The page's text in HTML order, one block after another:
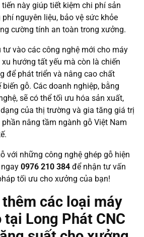
này giúp tiết kiệm chi phí sản
nguyên liệu, bảo vệ sức khỏe
cường tính an toàn trong xưởng.
tư vào các công nghệ mới cho máy
hướng tất yếu mà còn là chiến
để phát triển và nâng cao chất
gỗ. Các doanh nghiệp, bằng
sẽ có thể tối ưu hóa sản xuất,
của thị trường và gia tăng giá trị
nâng tầm ngành gỗ Việt Nam
với những công nghệ ghép gỗ hiện
0976 210 384 để nhận tư vấn
tối ưu cho xưởng của bạn!
các loại máy
tại Long Phát CNC